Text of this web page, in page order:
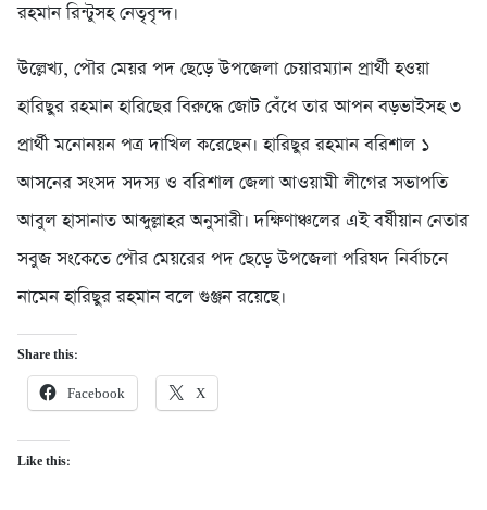
রহমান রিন্টুসহ নেতৃবৃন্দ।
উল্লেখ্য, পৌর মেয়র পদ ছেড়ে উপজেলা চেয়ারম্যান প্রার্থী হওয়া
হারিছুর রহমান হারিছের বিরুদ্ধে জোট বেঁধে তার আপন বড়ভাইসহ ৩
প্রার্থী মনোনয়ন পত্র দাখিল করেছেন। হারিছুর রহমান বরিশাল ১
আসনের সংসদ সদস্য ও বরিশাল জেলা আওয়ামী লীগের সভাপতি
আবুল হাসানাত আব্দুল্লাহর অনুসারী। দক্ষিণাঞ্চলের এই বর্ষীয়ান নেতার
সবুজ সংকেতে পৌর মেয়রের পদ ছেড়ে উপজেলা পরিষদ নির্বাচনে
নামেন হারিছুর রহমান বলে গুঞ্জন রয়েছে।
Share this:
Facebook X
Like this: